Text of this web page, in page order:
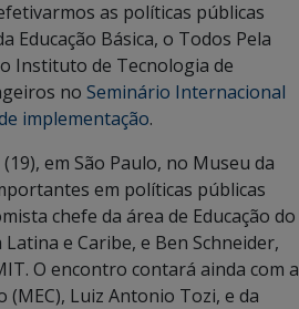
as políticas públicas
Educação Básica, o Todos Pela
o Instituto de Tecnologia de
no Seminário Internacional
implementação.
em São Paulo, no Museu da
em políticas públicas
chefe da área de Educação do
e Caribe, e Ben Schneider,
O encontro contará ainda com a
Luiz Antonio Tozi, e da